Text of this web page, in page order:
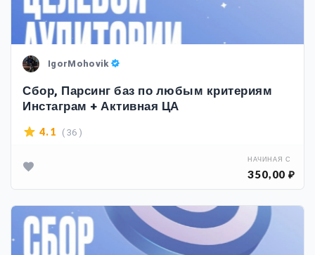
IgorMohovik
Сбор, Парсинг баз по любым критериям
Инстаграм + Активная ЦА
4.1 ( 36 )
НАЧИНАЯ С
350,00 ₽